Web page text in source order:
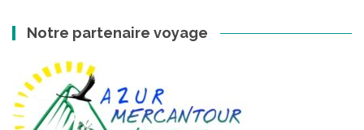
Notre partenaire voyage